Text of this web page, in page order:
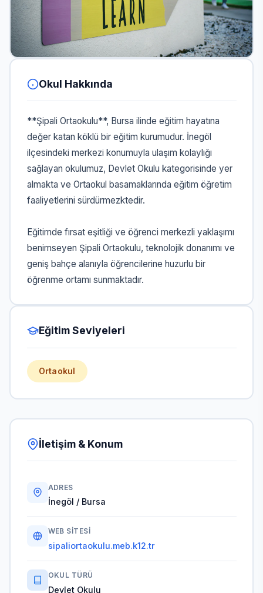
Okul Hakkında
**Şipali Ortaokulu**, Bursa ilinde eğitim hayatına
değer katan köklü bir eğitim kurumudur. İnegöl
ilçesindeki merkezi konumuyla ulaşım kolaylığı
sağlayan okulumuz, Devlet Okulu kategorisinde yer
almakta ve Ortaokul basamaklarında eğitim öğretim
faaliyetlerini sürdürmezktedir.
Eğitimde fırsat eşitliği ve öğrenci merkezli yaklaşımı
benimseyen Şipali Ortaokulu, teknolojik donanımı ve
geniş bahçe alanıyla öğrencilerine huzurlu bir
öğrenme ortamı sunmaktadır.
Eğitim Seviyeleri
Ortaokul
İletişim & Konum
ADRES
İnegöl / Bursa
WEB SITESI
sipaliortaokulu.meb.k12.tr
OKUL TÜRÜ
Devlet Okulu